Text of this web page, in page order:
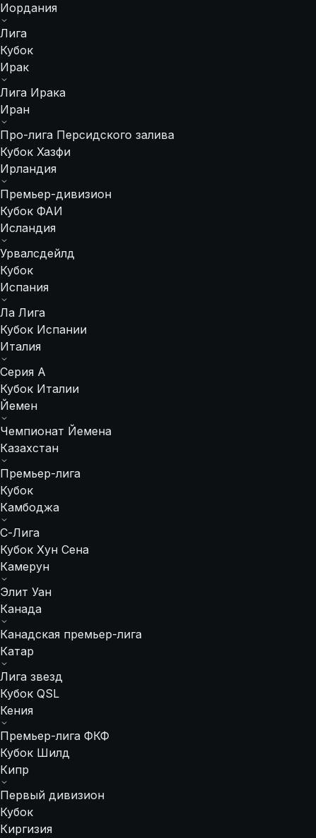
Иордания
Лига
Кубок
Ирак
Лига Ирака
Иран
Про-лига Персидского залива
Кубок Хазфи
Ирландия
Премьер-дивизион
Кубок ФАИ
Исландия
Урвалсдейлд
Кубок
Испания
Ла Лига
Кубок Испании
Италия
Серия А
Кубок Италии
Йемен
Чемпионат Йемена
Казахстан
Премьер-лига
Кубок
Камбоджа
С-Лига
Кубок Хун Сена
Камерун
Элит Уан
Канада
Канадская премьер-лига
Катар
Лига звезд
Кубок QSL
Кения
Премьер-лига ФКФ
Кубок Шилд
Кипр
Первый дивизион
Кубок
Киргизия